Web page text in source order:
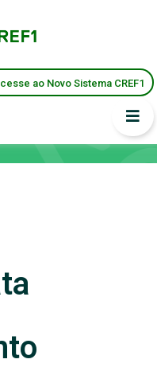
ao Novo Sistema CREF1